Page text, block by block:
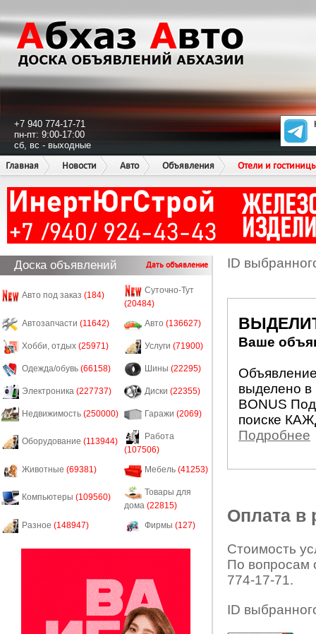
+7 940 774-17-71
пн-пт: 9:00-17:00
сб, вс - выходные
Главная
Новости Авто Объявления Отели и
Доска объявлений Дать объявление
Авто под заказ (184)
Суточно-Тут
(20484)
Автозапчасти (11642) Авто (136627)
Хобби, отдых (25971) Услуги (71900)
Одежда/обувь (66158) Шины (22295)
Электроника (227737) Диски (22355)
Недвижимость (250000) Гаражи (2069)
Оборудование (113944)
Работа
(107506)
Животные (69381) Мебель (41253)
Компьютеры (109560)
Товары для
дома (22815)
Разное (148947) Фирмы (127)
ID
Ваше
выделено в
BONUS
поиске
Подробнее
Оплата в
Стоимость
По вопросам
774-17-71.
ID